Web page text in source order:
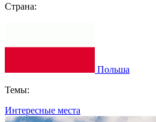
Страна:
Польша
Темы:
Интересные места